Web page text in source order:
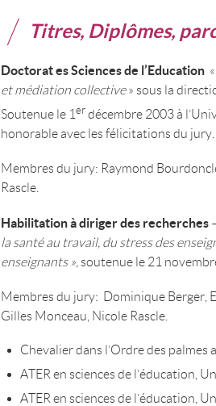
Titres, Diplômes,
Doctorat es Sciences de l’Education «
et médiation collective» sous la
Soutenue le 1 er décembre 2003 à
honorable avec les félicitations du jury.
Membres du jury: Raymond
Rascle.
Habilitation à diriger des recherches
la santé au travail, du stress des
enseignants », soutenue le 21
Membres du jury: Dominique Berger,
Gilles Monceau, Nicole Rascle.
Chevalier dans l’Ordre des palmes
ATER en sciences de l’éducation,
ATER en sciences de l’éducation,